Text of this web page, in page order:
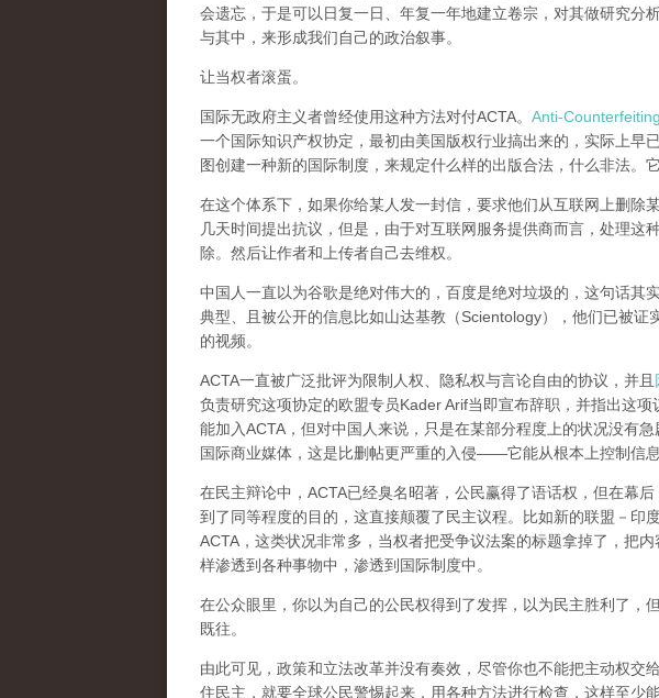
会遗忘，于是可以日复一日、年复一年地建立卷宗，对其做研究分
与其中，来形成我们自己的政治叙事。
让当权者滚蛋。
国际无政府主义者曾经使用这种方法对付ACTA。 Anti-
一个国际知识产权协定，最初由美国版权行业搞出来的，实际上早
图创建一种新的国际制度，来规定什么样的出版合法，什么非法。
在这个体系下，如果你给某人发一封信，要求他们从互联网上删除
几天时间提出抗议，但是，由于对互联网服务提供商而言，处理这
除。然后让作者和上传者自己去维权。
中国人一直以为谷歌是绝对伟大的，百度是绝对垃圾的，这句话其
典型、且被公开的信息比如山达基教（Scientology），他们已被证
的视频。
ACTA一直被广泛批评为限制人权、隐私权与言论自由的协议，并且
负责研究这项协定的欧盟专员Kader Arif当即宣布辞职，并指出这项
能加入ACTA，但对中国人来说，只是在某部分程度上的状况没有
国际商业媒体，这是比删帖更严重的入侵——它能从根本上控制信息
在民主辩论中，ACTA已经臭名昭著，公民赢得了语话权，但在幕
到了同等程度的目的，这直接颠覆了民主议程。比如新的联盟－印
ACTA，这类状况非常多，当权者把受争议法案的标题拿掉了，把
样渗透到各种事物中，渗透到国际制度中。
在公众眼里，你以为自己的公民权得到了发挥，以为民主胜利了，
既往。
由此可见，政策和立法改革并没有奏效，尽管你也不能把主动权交
住民主，就要全球公民警惕起来，用各种方法进行检查，这样至少